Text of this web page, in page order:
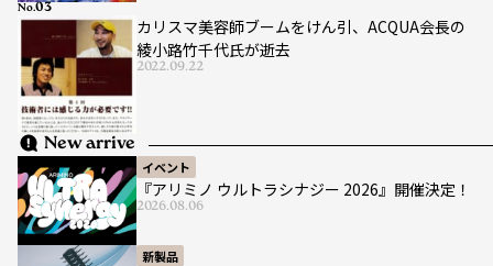
カリスマ美容師ブームをけん引、ACQUA会長の
綾小路竹千代氏が逝去
2022.09.22
No.
New arrive
イベント
『アリミノ ウルトラシナジー 2026』開催決定！
2026.08.06
新製品